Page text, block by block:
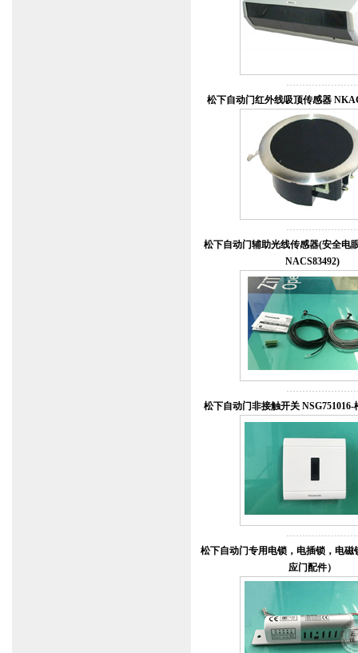
松下自动门红外线吸顶传感器
松下自动门辅助光线传感器(安全电
NACS83492)
松下自动门非接触开关
松下自动门专用电锁，电插锁，电磁
应门配件）